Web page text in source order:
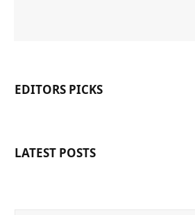
EDITORS PICKS
LATEST POSTS